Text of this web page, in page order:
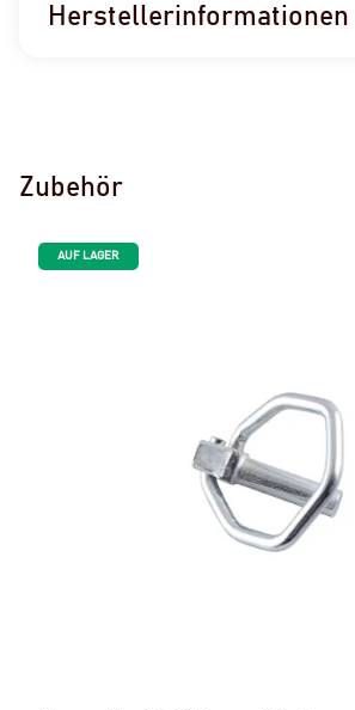
Herstellerinformationen
Zubehör
AUF LAGER